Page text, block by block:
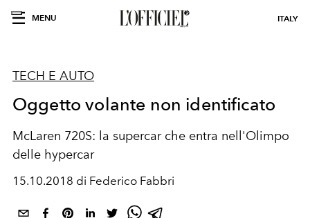
MENU ITALY
TECH E AUTO
Oggetto volante non identificato
McLaren 720S: la supercar che entra nell'Olimpo
delle hypercar
15.10.2018 di Federico Fabbri